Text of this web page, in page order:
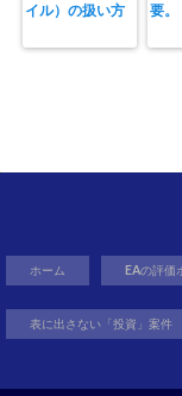
イル）の扱い方
要。
ホーム EAの評価
表に出さない「投資」案件